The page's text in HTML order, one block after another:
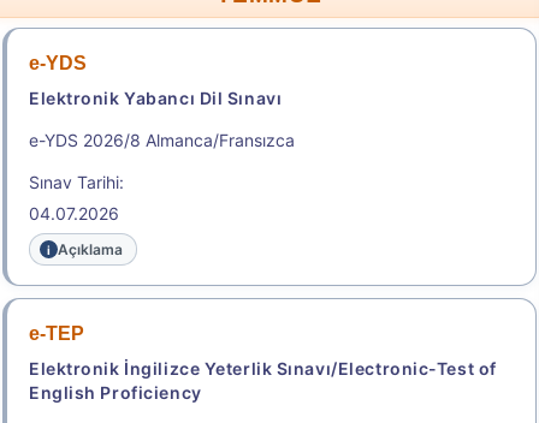
e-YDS
Elektronik Yabancı Dil Sınavı
e-YDS 2026/8 Almanca/Fransızca
Sınav Tarihi:
04.07.2026
Açıklama
e-TEP
Elektronik İngilizce Yeterlik Sınavı/Electronic-Test of
English Proficiency